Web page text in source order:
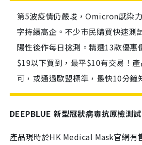
第5波疫情仍嚴峻，Omicron感染
字持續高企。不少市民購買快速測
陽性後作每日檢測。精選13款優惠
$19以下買到，最平$10有交易！
可，或通過歐盟標準，最快10分鐘
DEEPBLUE 新型冠狀病毒抗原檢測
產品現時於HK Medical Mask官網有